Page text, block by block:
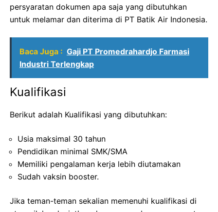
persyaratan dokumen apa saja yang dibutuhkan
untuk melamar dan diterima di PT Batik Air Indonesia.
Baca Juga : Gaji PT Promedrahardjo Farmasi
Industri Terlengkap
Kualifikasi
Berikut adalah Kualifikasi yang dibutuhkan:
Usia maksimal 30 tahun
Pendidikan minimal SMK/SMA
Memiliki pengalaman kerja lebih diutamakan
Sudah vaksin booster.
Jika teman-teman sekalian memenuhi kualifikasi di